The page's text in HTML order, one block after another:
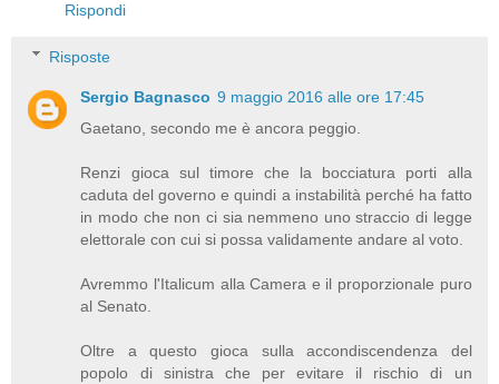
Rispondi
Risposte
Sergio Bagnasco 9 maggio 2016 alle ore 17:45
Gaetano, secondo me è ancora peggio.
Renzi gioca sul timore che la bocciatura porti alla
caduta del governo e quindi a instabilità perché ha fatto
in modo che non ci sia nemmeno uno straccio di legge
elettorale con cui si possa validamente andare al voto.
Avremmo l'Italicum alla Camera e il proporzionale puro
al Senato.
Oltre a questo gioca sulla accondiscendenza del
popolo di sinistra che per evitare il rischio di un